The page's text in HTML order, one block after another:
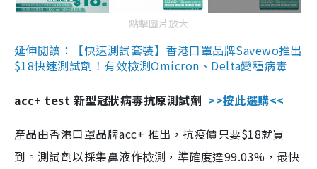
點擊圖片放大
延伸閱讀：【快速測試套裝】香港口罩品牌Savewo推出
$18快速測試劑！有效檢測Omicron、Delta變種病毒
acc+ test 新型冠狀病毒抗原測試劑 >>按此選購<<
產品由香港口罩品牌acc+ 推出，抗疫價只要$18就買
到。測試劑以採集鼻液作檢測，準確度達99.03%，最快